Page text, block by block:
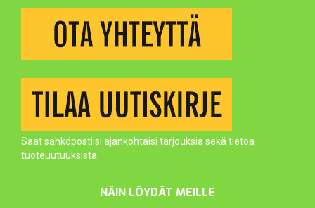
Saat sähköpostiisi ajankohtaisi tarjouksia sekä tietoa
tuoteuutuuksista.
NÄIN LÖYDÄT MEILLE